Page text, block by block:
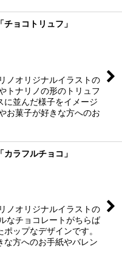
ョコトリュフ」
ノオリジナルイラストの
トナリノの形のトリュフ
に並んだ様子をイメージ
お菓子が好きな方へのお
ラフルチョコ」
ノオリジナルイラストの
なチョコレートがちらば
ップなデザインです。
な方へのお手紙やバレン